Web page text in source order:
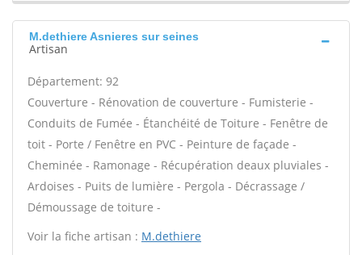
M.dethiere Asnieres sur seines
Artisan
Département: 92
Couverture - Rénovation de couverture - Fumisterie -
Conduits de Fumée - Étanchéité de Toiture - Fenêtre de
toit - Porte / Fenêtre en PVC - Peinture de façade -
Cheminée - Ramonage - Récupération deaux pluviales -
Ardoises - Puits de lumière - Pergola - Décrassage /
Démoussage de toiture -
Voir la fiche artisan : M.dethiere